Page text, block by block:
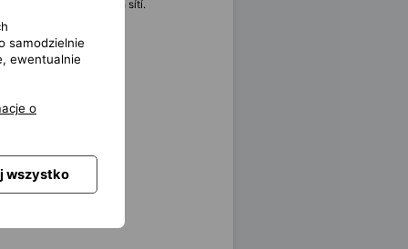
s podporou obchodních sítí.
samodzielnie
ewentualnie
o
wszystko